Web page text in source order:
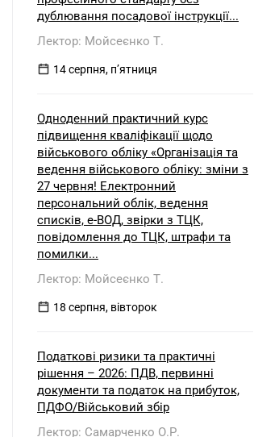
дублювання посадової інструкції...
Лектор: Мойсеєнко Т.
14 серпня, пʼятниця
Одноденний практичний курс
підвищення кваліфікації щодо
військового обліку «Організація та
ведення військового обліку: зміни з
27 червня! Електронний
персональний облік, ведення
списків, е-ВОД, звірки з ТЦК,
повідомлення до ТЦК, штрафи та
помилки...
Лектор: Мойсеєнко Т.
18 серпня, вівторок
Податкові ризики та практичні
рішення – 2026: ПДВ, первинні
документи та податок на прибуток,
ПДФО/Військовий збір
Лектор: Самарченко О.Р.